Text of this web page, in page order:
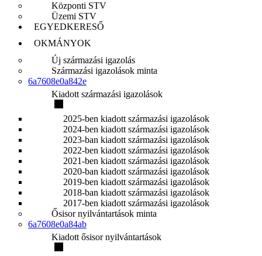
Központi STV
Üzemi STV
EGYEDKERESŐ
OKMÁNYOK
Új származási igazolás
Származási igazolások minta
6a7608e0a842e
Kiadott származási igazolások
2025-ben kiadott származási igazolások
2024-ben kiadott származási igazolások
2023-ban kiadott származási igazolások
2022-ben kiadott származási igazolások
2021-ben kiadott származási igazolások
2020-ban kiadott származási igazolások
2019-ben kiadott származási igazolások
2018-ban kiadott származási igazolások
2017-ben kiadott származási igazolások
Ősisor nyilvántartások minta
6a7608e0a84ab
Kiadott ősisor nyilvántartások